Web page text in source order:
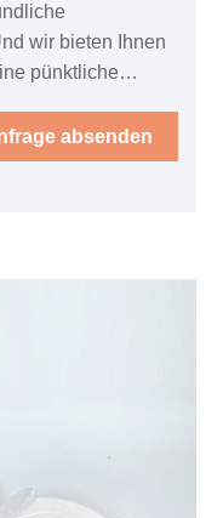
wir bieten Ihnen
pünktliche
biologisch
hergestellt
auf Mülldeponien
absenden